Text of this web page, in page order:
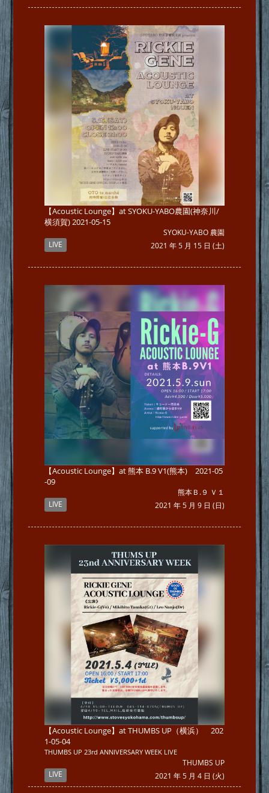
【Acoustic Lounge】at SYOKU-YABO農園(神奈川/
横須賀) 2021-05-15
SYOKU-YABO 農園
LIVE 2021 年 5 月 15 日 (土)
【Acoustic Lounge】at 熊本 B.9 V1(熊本) 2021-05
-09
熊本Ｂ.９ Ｖ１
LIVE 2021 年 5 月 9 日 (日)
【Acoustic Lounge】at THUMBS UP（横浜） 202
1-05-04
THUMBS UP 23rd ANNIVERSARY WEEK LIVE
THUMBS UP
LIVE 2021 年 5 月 4 日 (火)